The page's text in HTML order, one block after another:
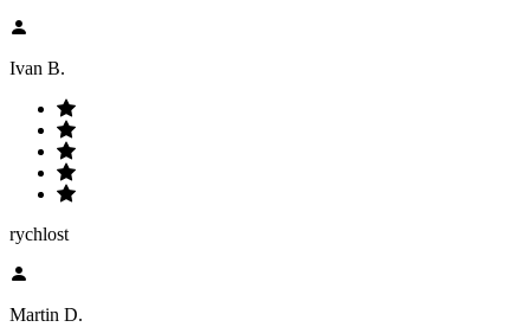
Ivan B.
rychlost
Martin D.